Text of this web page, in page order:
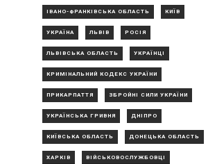
ІВАНО-ФРАНКІВСЬКА ОБЛАСТЬ КИЇВ
УКРАЇНА ЛЬВІВ РОСІЯ
ЛЬВІВСЬКА ОБЛАСТЬ УКРАЇНЦІ
КРИМІНАЛЬНИЙ КОДЕКС УКРАЇНИ
ПРИКАРПАТТЯ ЗБРОЙНІ СИЛИ УКРАЇНИ
УКРАЇНСЬКА ГРИВНЯ ДНІПРО
КИЇВСЬКА ОБЛАСТЬ ДОНЕЦЬКА ОБЛАСТЬ
ХАРКІВ ВІЙСЬКОВОСЛУЖБОВЦІ